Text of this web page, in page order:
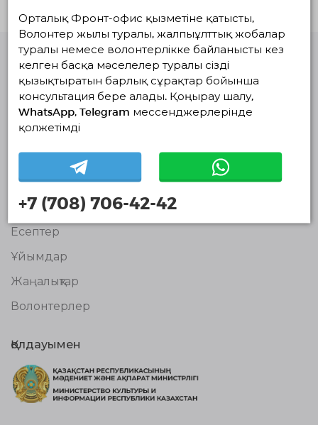
Волонтерлердің
бірыңғай
платформасы
© Волонтерлердің біріңғай платформасы 2018-2026
Навигация
Байланыс
Біз туралы
Жобалар
Есептер
Ұйымдар
Жаңалықтар
Волонтерлер
Қолдауымен
Орталық Фронт-офис қызметіне қатысты,
Волонтер жылы туралы, жалпыұлттық жобалар
туралы немесе волонтерлікке байланысты кез
келген басқа мәселелер туралы сізді
қызықтыратын барлық сұрақтар бойынша
консультация бере алады. Қоңырау шалу,
WhatsApp, Telegram мессенджерлерінде
қолжетімді
+7 (708) 706-42-42